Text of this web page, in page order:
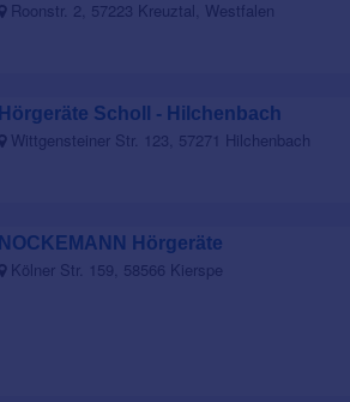
Roonstr. 2, 57223 Kreuztal, Westfalen
Hörgeräte Scholl - Hilchenbach
Wittgensteiner Str. 123, 57271 Hilchenbach
NOCKEMANN Hörgeräte
Kölner Str. 159, 58566 Kierspe